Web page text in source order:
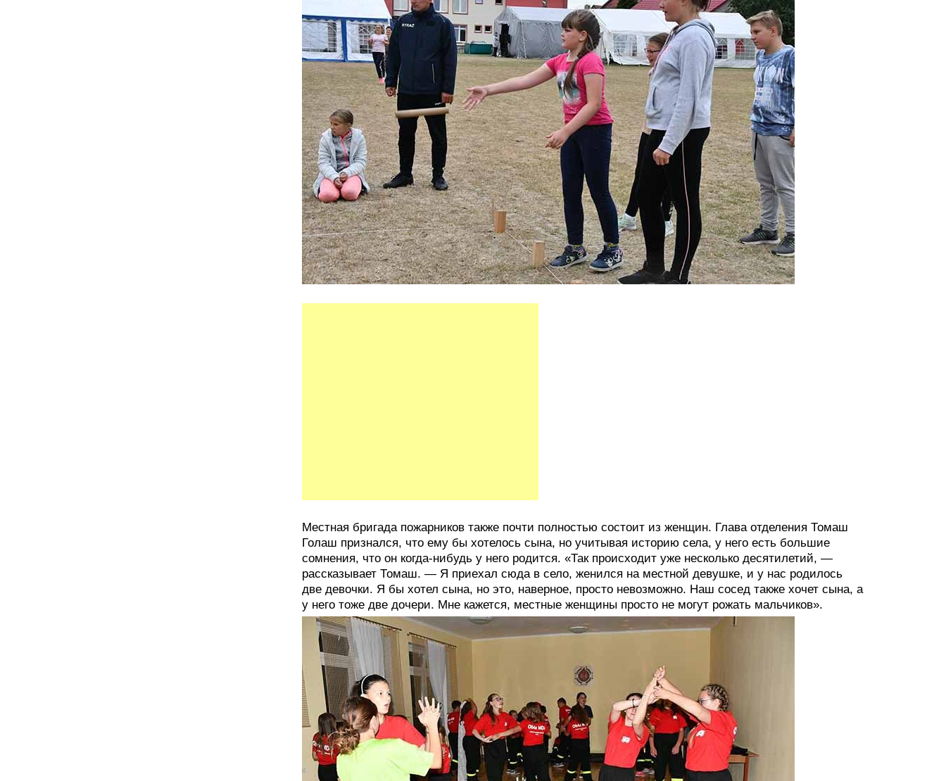
Местная бригада пожарников также почти полностью состоит из женщин. Глава отделения Томаш
Голаш признался, что ему бы хотелось сына, но учитывая историю села, у него есть большие
сомнения, что он когда-нибудь у него родится. «Так происходит уже несколько десятилетий, —
рассказывает Томаш. — Я приехал сюда в село, женился на местной девушке, и у нас родилось
две девочки. Я бы хотел сына, но это, наверное, просто невозможно. Наш сосед также хочет сына, а
у него тоже две дочери. Мне кажется, местные женщины просто не могут рожать мальчиков».